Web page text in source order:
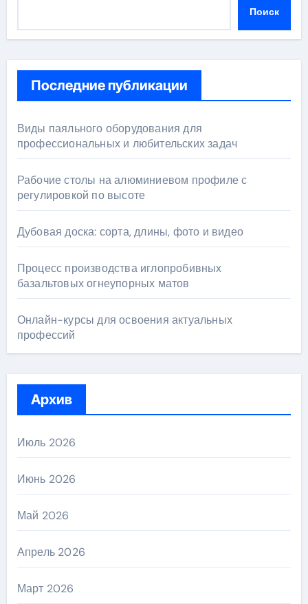
Поиск
Последние публикации
Виды паяльного оборудования для
профессиональных и любительских задач
Рабочие столы на алюминиевом профиле с
регулировкой по высоте
Дубовая доска: сорта, длины, фото и видео
Процесс производства иглопробивных
базальтовых огнеупорных матов
Онлайн-курсы для освоения актуальных
профессий
Архив
Июль 2026
Июнь 2026
Май 2026
Апрель 2026
Март 2026